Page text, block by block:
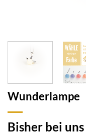
Wunderlampe
Bisher bei uns